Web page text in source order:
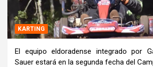
KARTING
El equipo eldoradense integrado por
Sauer estará en la segunda fecha del